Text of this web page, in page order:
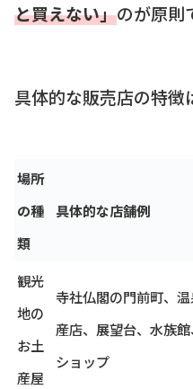
と買えない」のが原則
具体的な販売店の特徴
場所
の種
類
具体的な店舗例
観光
地の
お土
産屋
寺社仏閣の門前町、
産店、展望台、水族
ショップ